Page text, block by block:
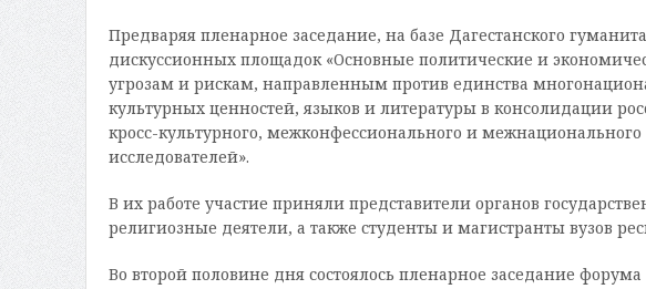
Предваряя пленарное заседание, на базе Дагестанского
дискуссионных площадок «Основные политические и
угрозам и рискам, направленным против единства
культурных ценностей, языков и литературы в консолидации
кросс-культурного, межконфессионального и
исследователей».
В их работе участие приняли представители органов
религиозные деятели, а также студенты и магистранты вузов
Во второй половине дня состоялось пленарное заседание